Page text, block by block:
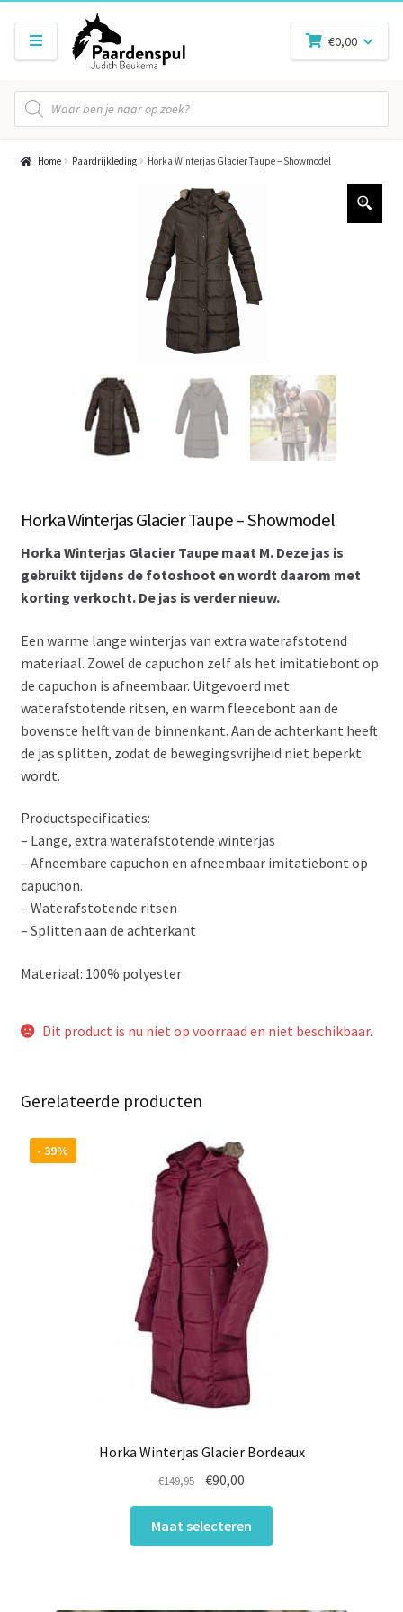
Producten
zoeken
€0,00
Home Paardrijkleding Horka Winterjas Glacier Taupe – Showmodel
Horka Winterjas Glacier Taupe – Showmodel
Horka Winterjas Glacier Taupe maat M. Deze jas is
gebruikt tijdens de fotoshoot en wordt daarom met
korting verkocht. De jas is verder nieuw.
Een warme lange winterjas van extra waterafstotend
materiaal. Zowel de capuchon zelf als het imitatiebont op
de capuchon is afneembaar. Uitgevoerd met
waterafstotende ritsen, en warm fleecebont aan de
bovenste helft van de binnenkant. Aan de achterkant heeft
de jas splitten, zodat de bewegingsvrijheid niet beperkt
wordt.
Productspecificaties:
– Lange, extra waterafstotende winterjas
– Afneembare capuchon en afneembaar imitatiebont op
capuchon.
– Waterafstotende ritsen
– Splitten aan de achterkant
Materiaal: 100% polyester
Dit product is nu niet op voorraad en niet beschikbaar.
Gerelateerde producten
Horka Winterjas Glacier Bordeaux
- 39%
€149,95
Oorspronkelijke
was:
€149,95.
€90,00
is:
€90,00.
Maat selecteren